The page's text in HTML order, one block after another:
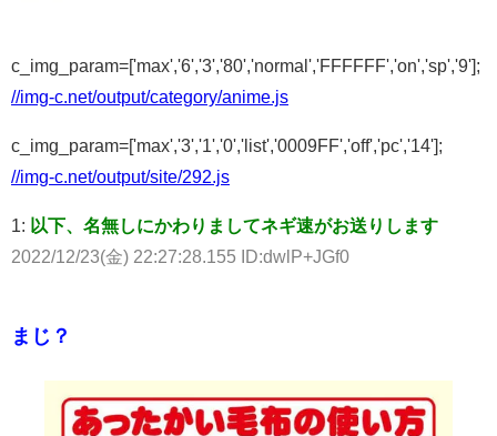
c_img_param=['max','6','3','80','normal','FFFFFF','on','sp','9'];
//img-c.net/output/category/anime.js
c_img_param=['max','3','1','0','list','0009FF','off','pc','14'];
//img-c.net/output/site/292.js
1: 以下、名無しにかわりましてネギ速がお送りします
2022/12/23(金) 22:27:28.155 ID:dwlP+JGf0
まじ？